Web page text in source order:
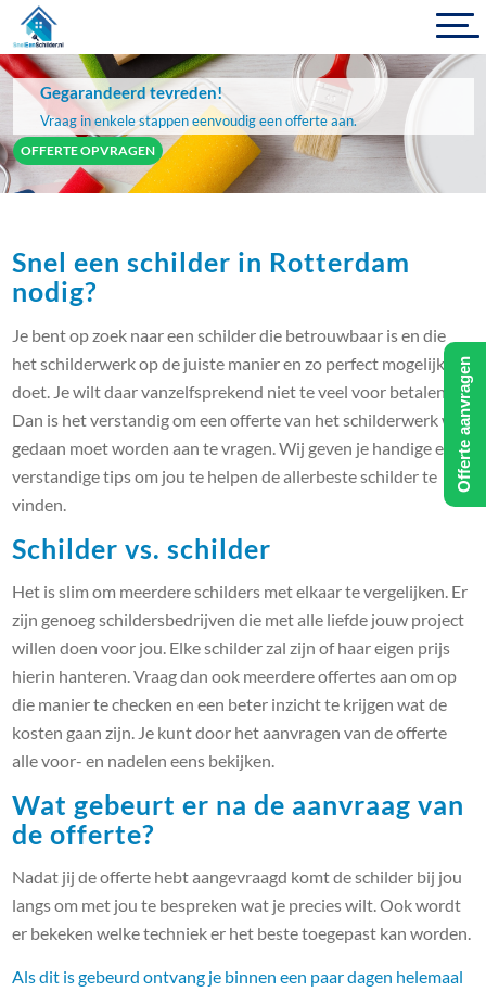
Gegarandeerd tevreden!
Vraag in enkele stappen eenvoudig een offerte aan.
OFFERTE OPVRAGEN
Snel een schilder in Rotterdam
nodig?
Je bent op zoek naar een schilder die betrouwbaar is en die
het schilderwerk op de juiste manier en zo perfect mogelijk
doet. Je wilt daar vanzelfsprekend niet te veel voor betalen.
Dan is het verstandig om een offerte van het schilderwerk wat
gedaan moet worden aan te vragen. Wij geven je handige en
verstandige tips om jou te helpen de allerbeste schilder te
vinden.
Schilder vs. schilder
Het is slim om meerdere schilders met elkaar te vergelijken. Er
zijn genoeg schildersbedrijven die met alle liefde jouw project
willen doen voor jou. Elke schilder zal zijn of haar eigen prijs
hierin hanteren. Vraag dan ook meerdere offertes aan om op
die manier te checken en een beter inzicht te krijgen wat de
kosten gaan zijn. Je kunt door het aanvragen van de offerte
alle voor- en nadelen eens bekijken.
Wat gebeurt er na de aanvraag van
de offerte?
Nadat jij de offerte hebt aangevraagd komt de schilder bij jou
langs om met jou te bespreken wat je precies wilt. Ook wordt
er bekeken welke techniek er het beste toegepast kan worden.
Als dit is gebeurd ontvang je binnen een paar dagen helemaal
Offerte aanvragen